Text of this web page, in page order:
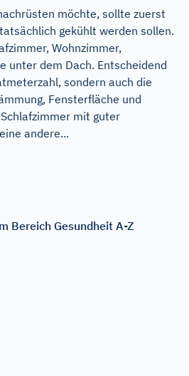
möchte, sollte zuerst
gekühlt werden sollen.
Wohnzimmer,
unter dem Dach. Entscheidend
sondern auch die
Fensterfläche und
mit guter
andere...
Bereich Gesundheit A-Z